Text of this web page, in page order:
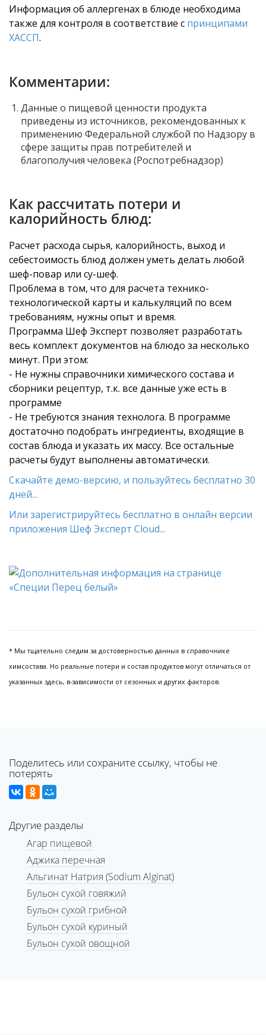
Информация об аллергенах в блюде необходима
также для контроля в соответствие с принципами
ХАССП.
Комментарии:
Данные о пищевой ценности продукта
приведены из источников, рекомендованных к
применению Федеральной службой по Надзору в
сфере защиты прав потребителей и
благополучия человека (Роспотребнадзор)
Как рассчитать потери и
калорийность блюд:
Расчет расхода сырья, калорийность, выход и
себестоимость блюд должен уметь делать любой
шеф-повар или су-шеф.
Проблема в том, что для расчета технико-
технологической карты и калькуляций по всем
требованиям, нужны опыт и время.
Программа Шеф Эксперт позволяет разработать
весь комплект документов на блюдо за несколько
минут. При этом:
- Не нужны справочники химического состава и
сборники рецептур, т.к. все данные уже есть в
программе
- Не требуются знания технолога. В программе
достаточно подобрать ингредиенты, входящие в
состав блюда и указать их массу. Все остальные
расчеты будут выполнены автоматически.
Скачайте демо-версию, и пользуйтесь бесплатно 30
дней...
Или зарегистрируйтесь бесплатно в онлайн версии
приложения Шеф Эксперт Cloud...
* Мы тщательно следим за достоверностью данных в справочнике
химсостава. Но реальные потери и состав продуктов могут отличаться от
указанных здесь, в-зависимости от сезонных и других факторов.
Поделитесь или сохраните ссылку, чтобы не
потерять
Другие разделы
Агар пищевой
Аджика перечная
Альгинат Натрия (Sodium Alginat)
Бульон сухой говяжий
Бульон сухой грибной
Бульон сухой куриный
Бульон сухой овощной